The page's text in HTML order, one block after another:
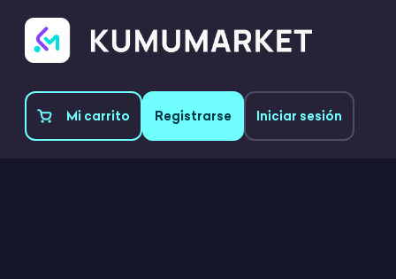
Mi carrito Registrarse Iniciar sesión